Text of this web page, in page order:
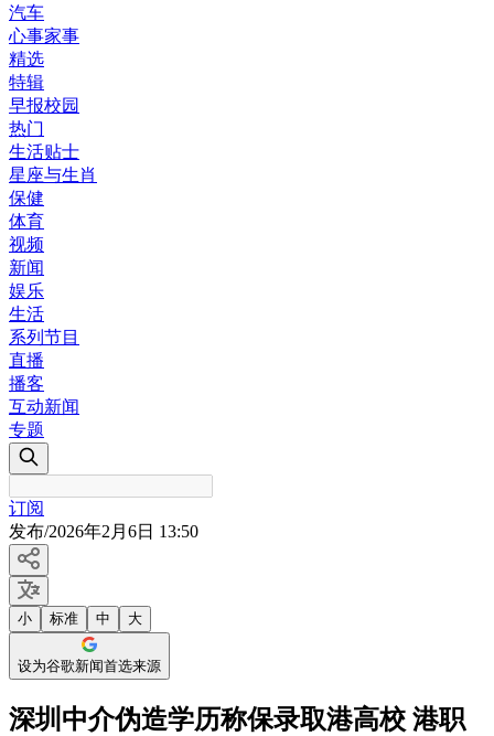
汽车
心事家事
精选
特辑
早报校园
热门
生活贴士
星座与生肖
保健
体育
视频
新闻
娱乐
生活
系列节目
直播
播客
互动新闻
专题
订阅
发布/2026年2月6日 13:50
小 标准 中 大
设为谷歌新闻首选来源
深圳中介伪造学历称保录取港高校 港职